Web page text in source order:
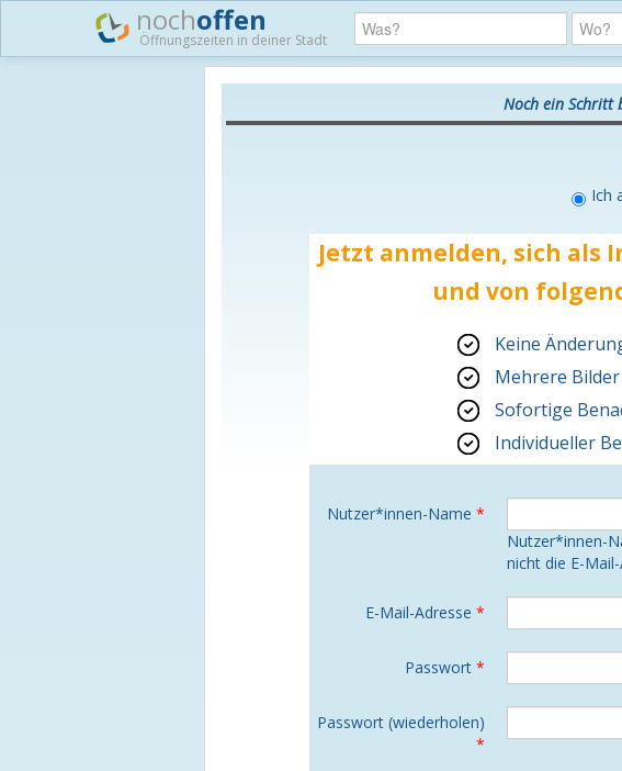
nochoffen
Öffnungszeiten in deiner Stadt
Noch ein Schritt
Ich
Jetzt anmelden, sich als
und von
Keine
Mehrere
Sofortige
Individueller
Nutzer*innen-Name*
Nutzer*innen-
nicht die E-
E-Mail-Adresse*
Passwort*
Passwort (wiederholen)
*